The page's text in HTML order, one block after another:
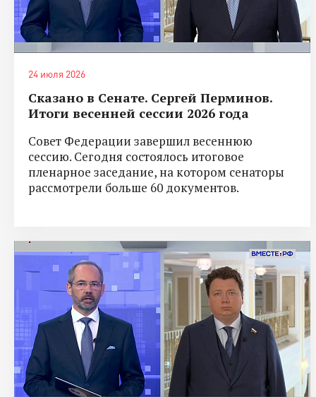
24 июля 2026
Сказано в Сенате. Сергей Перминов.
Итоги весенней сессии 2026 года
Совет Федерации завершил весеннюю
сессию. Сегодня состоялось итоговое
пленарное заседание, на котором сенаторы
рассмотрели больше 60 документов.